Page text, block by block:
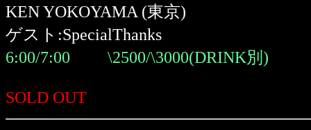
KEN YOKOYAMA (東京)
ゲスト:SpecialThanks
6:00/7:00 \2500/\3000(DRINK別)
SOLD OUT